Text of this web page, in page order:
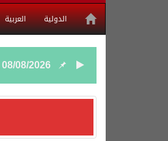
الدولية العربية
08/08/2026
08/08/2026